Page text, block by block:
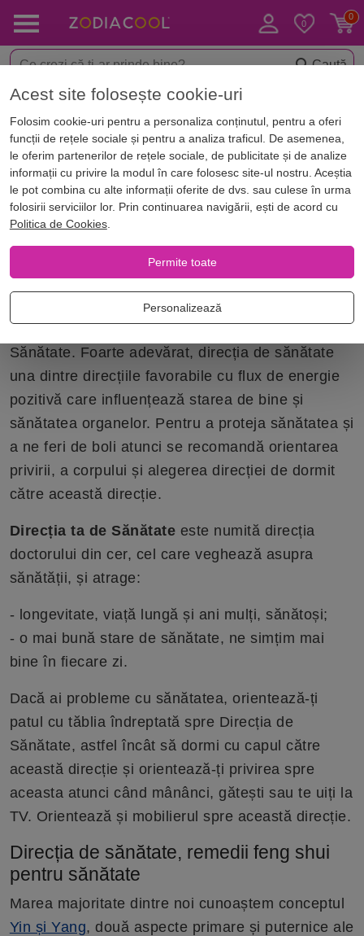
Caută
Acasă Feng Shui Direcția de Sănătate în Feng Shui
Direcția de Sănătate în Feng Shui
Cu sănătate le facem pe toate! - este o vorbă des
folosită. În feng Shui se consideră că dacă vrei să
ai o viață lungă, fără probleme de sănătate,
fără vizite permanente la doctori și rețete
costisitoare, tot ceea ce trebuie să faci este să
folosești energia benefică dată de Direcția de
Sănătate. Foarte adevărat, direcția de sănătate
una dintre direcțiile favorabile cu flux de energie
pozitivă care influențează starea de bine și
sănătatea organelor. Pentru a proteja sănătatea și
a ne feri de boli atunci se recomandă orientarea
privirii, a corpului și alegerea direcției de dormit
către această direcție.
Direcția ta de Sănătate este numită direcția
doctorului din cer, cel care veghează asupra
sănătății, și atrage:
- longevitate, viață lungă și ani mulți, sănătoși;
- o mai bună stare de sănătate, ne simțim mai
bine în fiecare zi.
Dacă ai probleme cu sănătatea, orientează-ți
patul cu tăblia îndreptată spre Direcția de
Sănătate, astfel încât să dormi cu capul către
această direcție și orientează-ți privirea spre
aceasta atunci când mânânci, gătești sau te uiți la
TV. Orientează și mobilierul spre această direcție.
Direcția de sănătate, remedii feng shui
pentru sănătate
Marea majoritate dintre noi cunoaștem conceptul
Yin și Yang, două aspecte primare și puternice ale
Acest site folosește cookie-uri
Folosim cookie-uri pentru a personaliza conținutul, pentru a oferi
funcții de rețele sociale și pentru a analiza traficul. De asemenea,
le oferim partenerilor de rețele sociale, de publicitate și de analize
informații cu privire la modul în care folosesc site-ul nostru. Aceștia
le pot combina cu alte informații oferite de dvs. sau culese în urma
folosirii serviciilor lor. Prin continuarea navigării, ești de acord cu
Politica de Cookies.
Permite toate
Personalizează